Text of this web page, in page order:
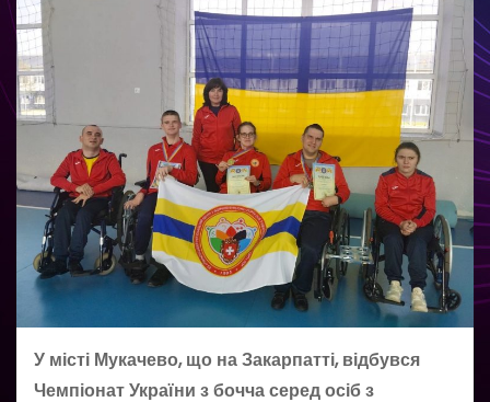
У місті Мукачево, що на Закарпатті, відбувся
Чемпіонат України з бочча серед осіб з